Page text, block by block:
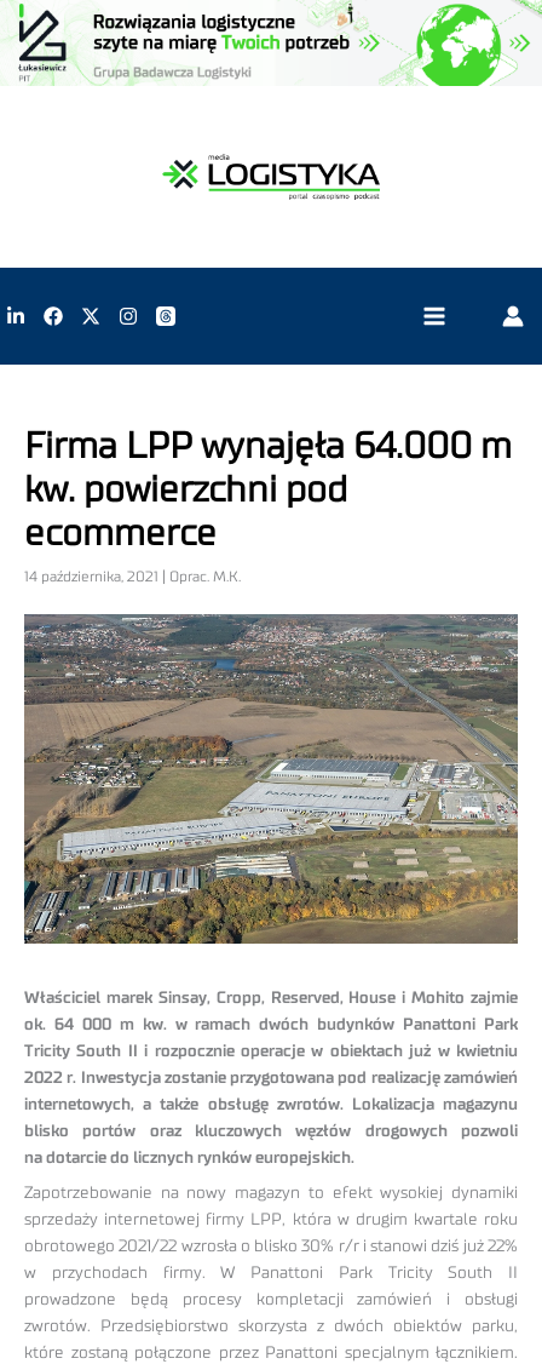
Firma LPP wynajęła 64.000 m
kw. powierzchni pod
ecommerce
14 października, 2021 | Oprac. M.K.
Właściciel marek Sinsay, Cropp, Reserved, House i Mohito zajmie
ok. 64 000 m kw. w ramach dwóch budynków Panattoni Park
Tricity South II i rozpocznie operacje w obiektach już w kwietniu
2022 r. Inwestycja zostanie przygotowana pod realizację zamówień
internetowych, a także obsługę zwrotów. Lokalizacja magazynu
blisko portów oraz kluczowych węzłów drogowych pozwoli
na dotarcie do licznych rynków europejskich.
Zapotrzebowanie na nowy magazyn to efekt wysokiej dynamiki
sprzedaży internetowej firmy LPP, która w drugim kwartale roku
obrotowego 2021/22 wzrosła o blisko 30% r/r i stanowi dziś już 22%
w przychodach firmy. W Panattoni Park Tricity South II
prowadzone będą procesy kompletacji zamówień i obsługi
zwrotów. Przedsiębiorstwo skorzysta z dwóch obiektów parku,
które zostaną połączone przez Panattoni specjalnym łącznikiem.